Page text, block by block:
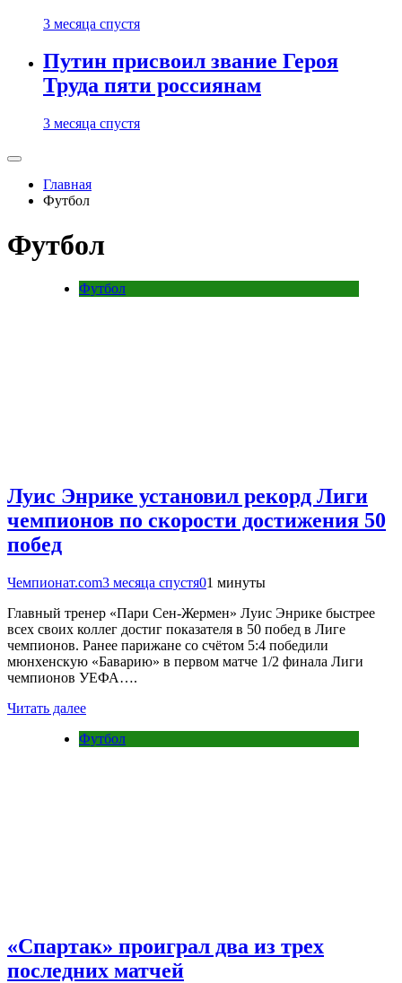
3 месяца спустя
Путин присвоил звание Героя
Труда пяти россиянам
3 месяца спустя
Главная
Футбол
Футбол
Футбол
Луис Энрике установил рекорд Лиги
чемпионов по скорости достижения 50
побед
Чемпионат.com3 месяца спустя01 минуты
Главный тренер «Пари Сен-Жермен» Луис Энрике быстрее
всех своих коллег достиг показателя в 50 побед в Лиге
чемпионов. Ранее парижане со счётом 5:4 победили
мюнхенскую «Баварию» в первом матче 1/2 финала Лиги
чемпионов УЕФА….
Читать далее
Футбол
«Спартак» проиграл два из трех
последних матчей